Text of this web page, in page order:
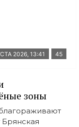
2026, 13:41 45
зоны